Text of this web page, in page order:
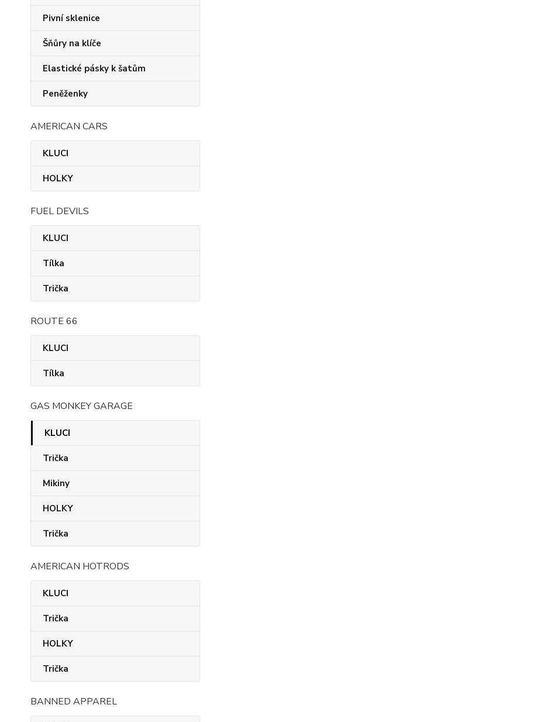
Pivní sklenice
Šňůry na klíče
Elastické pásky k šatům
Peněženky
AMERICAN CARS
KLUCI
HOLKY
FUEL DEVILS
KLUCI
Tílka
Trička
ROUTE 66
KLUCI
Tílka
GAS MONKEY GARAGE
KLUCI
Trička
Mikiny
HOLKY
Trička
AMERICAN HOTRODS
KLUCI
Trička
HOLKY
Trička
BANNED APPAREL